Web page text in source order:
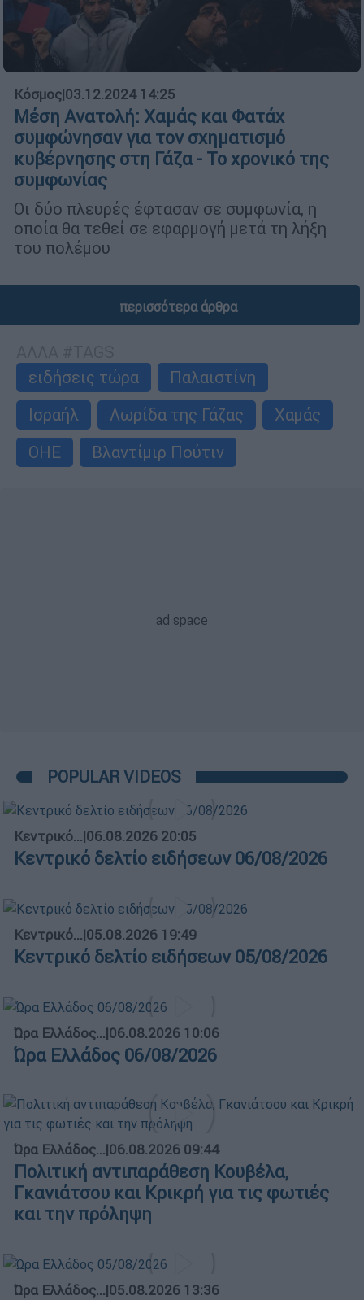
Κόσμος|03.12.2024 14:25
Μέση Ανατολή: Χαμάς και Φατάχ
συμφώνησαν για τον σχηματισμό
κυβέρνησης στη Γάζα - Το χρονικό της
συμφωνίας
Οι δύο πλευρές έφτασαν σε συμφωνία, η
οποία θα τεθεί σε εφαρμογή μετά τη λήξη
του πολέμου
περισσότερα άρθρα
ειδήσεις τώρα
Παλαιστίνη
Ισραήλ
Λωρίδα της Γάζας
Χαμάς
ΟΗΕ
Βλαντίμιρ Πούτιν
POPULAR VIDEOS
Κεντρικό...|06.08.2026 20:05
Κεντρικό δελτίο ειδήσεων 06/08/2026
Κεντρικό...|05.08.2026 19:49
Κεντρικό δελτίο ειδήσεων 05/08/2026
Ώρα Ελλάδος...|06.08.2026 10:06
Ώρα Ελλάδος 06/08/2026
Ώρα Ελλάδος...|06.08.2026 09:44
Πολιτική αντιπαράθεση Κουβέλα,
Γκανιάτσου και Κρικρή για τις φωτιές
και την πρόληψη
Ώρα Ελλάδος...|05.08.2026 13:36